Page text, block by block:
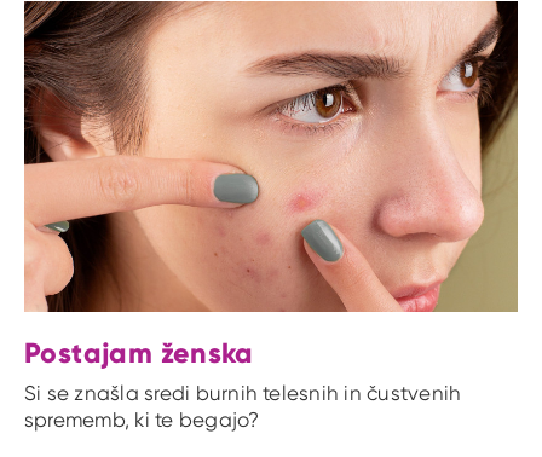
Postajam ženska
Si se znašla sredi burnih telesnih in čustvenih
sprememb, ki te begajo?